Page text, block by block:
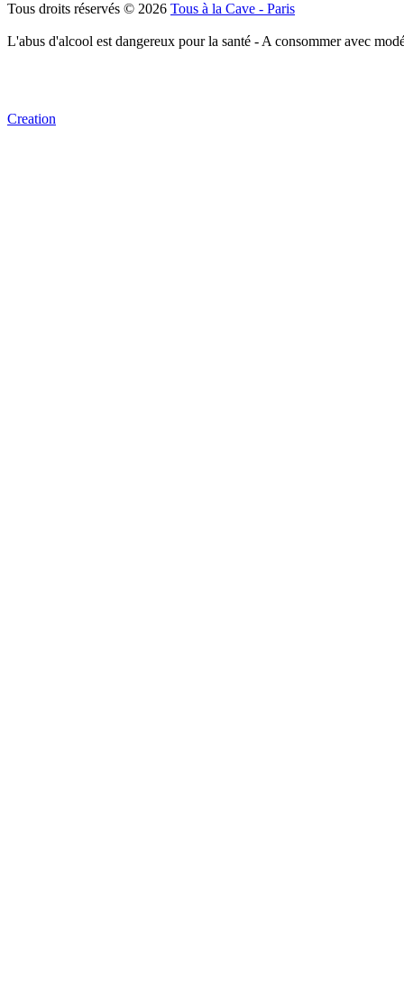
Tous droits réservés © 2026 Tous à la Cave - Paris
L'abus d'alcool est dangereux pour la santé - A consommer avec
Creation